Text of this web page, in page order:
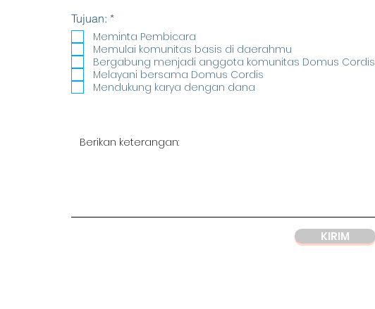
Tujuan: *R
q
u
i
r
e
Meminta Pembicara
Memulai komunitas basis di daerahmu
Bergabung menjadi anggota komunitas Domus Cordis
Melayani bersama Domus Cordis
Mendukung karya dengan dana
KIRIM